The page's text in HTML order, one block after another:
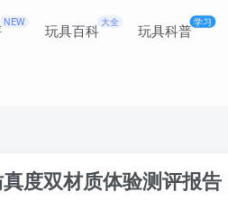
NEW 玩具百科 大全 玩具科普学习
度双材质体验测评报